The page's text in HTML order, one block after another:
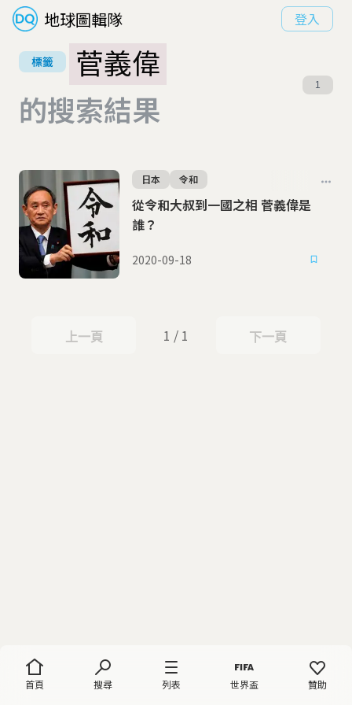
地球圖輯隊 登入
首頁 搜尋 列表 世界盃 贊助
標籤
菅義偉
的搜索結果
1
從令和大叔到一國之相 菅義偉是
誰？
日本 令和
2020-09-18
上一頁
上一頁 1 / 1 下一頁
下一頁